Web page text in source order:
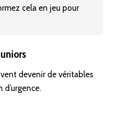
cela en jeu pour
devenir de véritables